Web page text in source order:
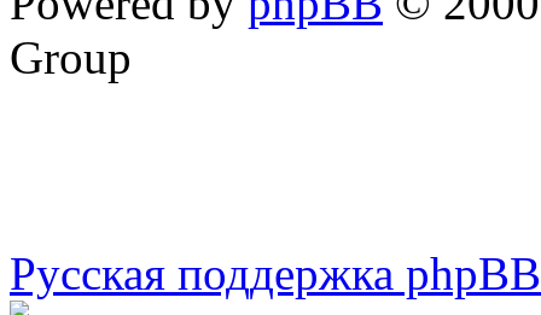
Group
Русская поддержка phpBB